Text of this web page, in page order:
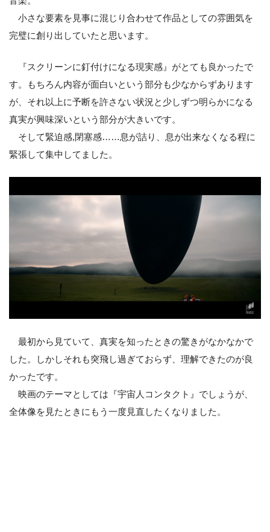
小さな要素を見事に混じり合わせて作品としての雰囲気を
完璧に創り出していたと思います。
『スクリーンに釘付けになる現実感』がとても良かったで
す。もちろん内容が面白いという部分も少なからずあります
が、それ以上に予断を許さない状況と少しずつ明らかになる
真実が興味深いという部分が大きいです。
そして緊迫感,閉塞感……息が詰り、息が出来なくなる程に
緊張して集中してました。
最初から見ていて、真実を知ったときの驚きがなかなかで
した。しかしそれも突飛し過ぎておらず、理解できたのが良
かったです。
映画のテーマとしては『宇宙人コンタクト』でしょうが、
全体像を見たときにもう一度見直したくなりました。